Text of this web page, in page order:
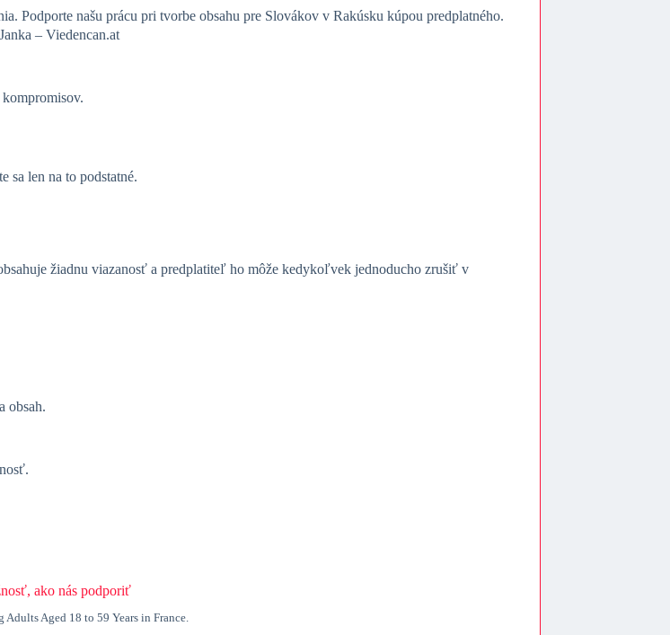
Podporte našu prácu pri tvorbe obsahu pre Slovákov v Rakúsku kúpou predplatného.
– Viedencan.at
sa len na to podstatné.
žiadnu viazanosť a predplatiteľ ho môže kedykoľvek jednoducho zrušiť v
obsah.
ako nás podporiť
Aged 18 to 59 Years in France.